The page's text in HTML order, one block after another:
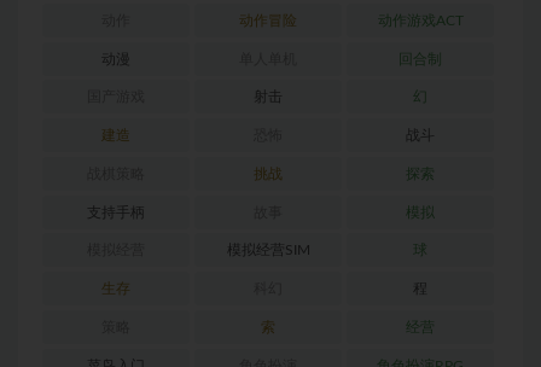
动作冒险 动作游戏ACT
动漫 回合制
射击 幻
建造 战斗
挑战 探索
支持手柄 模拟
模拟经营SIM 球
生存 程
索 经营